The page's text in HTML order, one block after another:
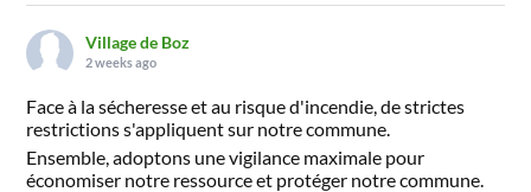
Village de Boz
2 weeks ago
Face à la sécheresse et au risque d'incendie, de strictes
restrictions s'appliquent sur notre commune.
Ensemble, adoptons une vigilance maximale pour
économiser notre ressource et protéger notre commune.